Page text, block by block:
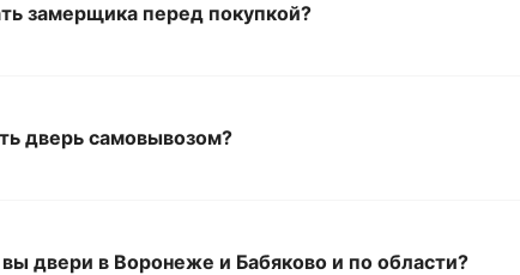
замерщика перед покупкой?
дверь самовывозом?
двери в Воронеже и Бабяково и по области?